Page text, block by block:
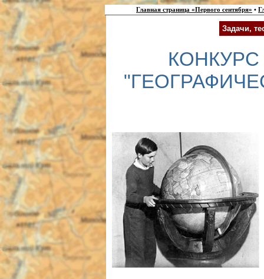
Главная страница «Первого сентября» •
Задачи,